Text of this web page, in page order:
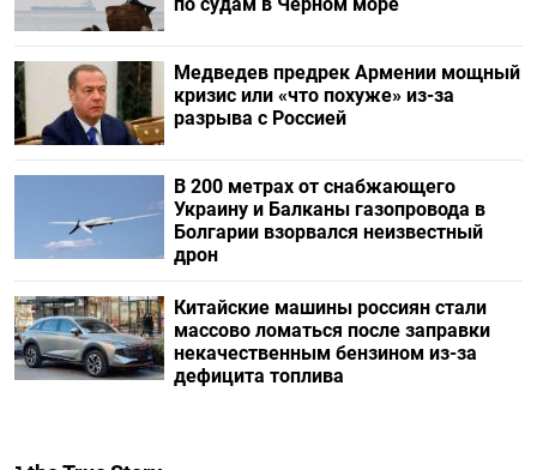
Медведев предрек Армении мощный
кризис или «что похуже» из-за
разрыва с Россией
В 200 метрах от снабжающего
Украину и Балканы газопровода в
Болгарии взорвался неизвестный
дрон
Китайские машины россиян стали
массово ломаться после заправки
некачественным бензином из-за
дефицита топлива